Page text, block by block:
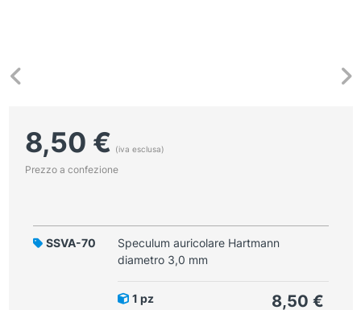
8,50 € (iva esclusa)
Prezzo a confezione
SSVA-70
Speculum auricolare Hartmann
diametro 3,0 mm
1 pz 8,50 €